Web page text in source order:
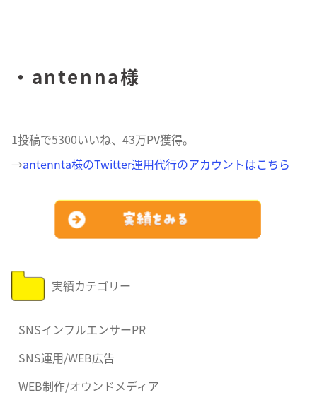
・antenna様
1投稿で5300いいね、43万PV獲得。
→antennta様のTwitter運用代行のアカウントはこちら
実績カテゴリー
SNSインフルエンサーPR
SNS運用/WEB広告
WEB制作/オウンドメディア